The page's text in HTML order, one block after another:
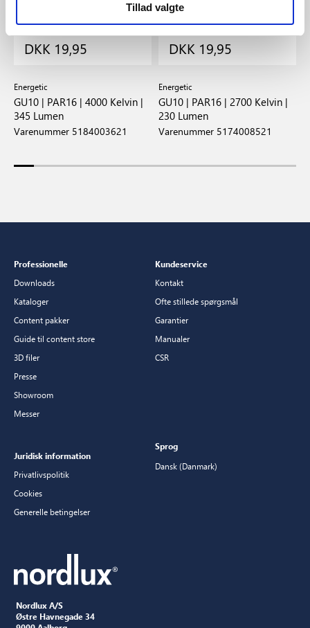
Tillad valgte
DKK 19,95
Energetic
GU10 | PAR16 | 4000 Kelvin |
345 Lumen
Varenummer 5184003621
DKK 19,95
Energetic
GU10 | PAR16 | 2700 Kelvin |
230 Lumen
Varenummer 5174008521
Nordlux A/S
Østre Havnegade 34
Professionelle
Downloads
Kataloger
Content pakker
Guide til content store
3D filer
Presse
Showroom
Messer
Kundeservice
Kontakt
Ofte stillede spørgsmål
Garantier
Manualer
CSR
Juridisk information
Privatlivspolitik
Cookies
Generelle betingelser
Sprog
Dansk (Danmark)